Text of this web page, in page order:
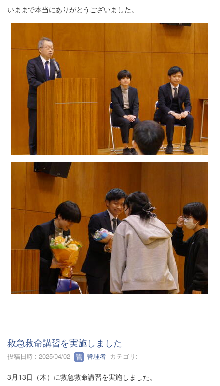
いままで本当にありがとうございました。
救急救命講習を実施しました
投稿日時 : 2025/04/02 管理者 カテゴリ:
3月13日（木）に救急救命講習を実施しました。